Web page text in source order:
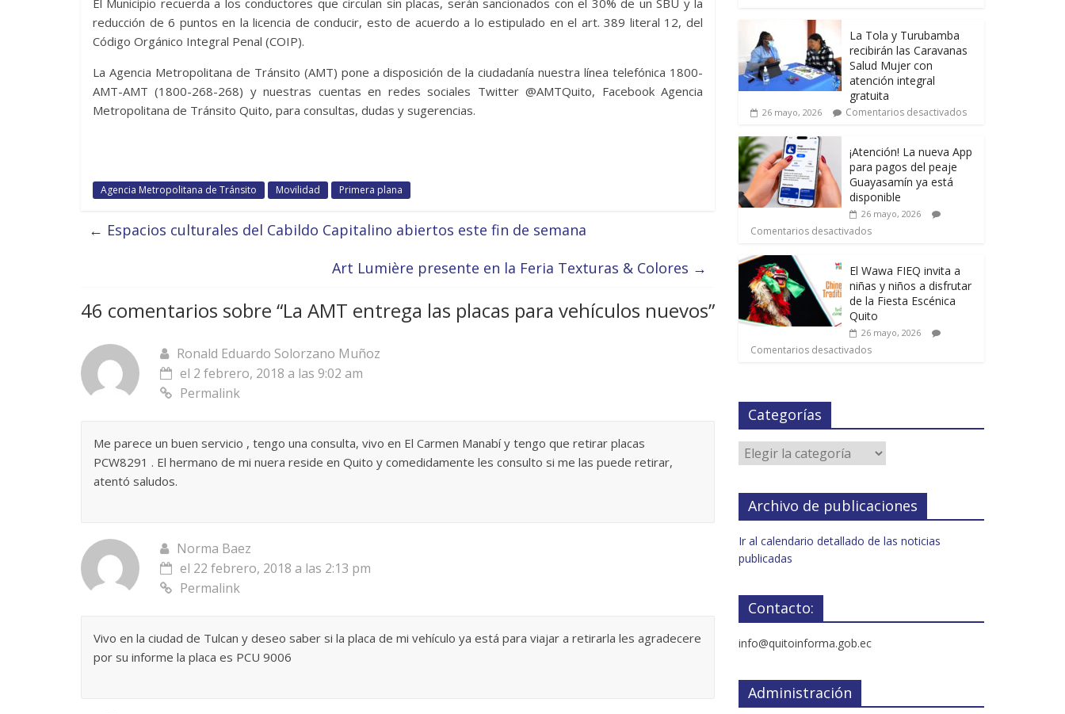
reducción de 6 puntos en la licencia de conducir, esto de acuerdo a lo estipulado en el art. 389 literal 12, del
Código Orgánico Integral Penal (COIP).
La Agencia Metropolitana de Tránsito (AMT) pone a disposición de la ciudadanía nuestra línea telefónica 1800-
AMT-AMT (1800-268-268) y nuestras cuentas en redes sociales Twitter @AMTQuito, Facebook Agencia
Metropolitana de Tránsito Quito, para consultas, dudas y sugerencias.
Agencia Metropolitana de Tránsito Movilidad Primera plana
← Espacios culturales del Cabildo Capitalino abiertos este fin de semana
Art Lumière presente en la Feria Texturas & Colores →
46 comentarios sobre “La AMT entrega las placas para vehículos nuevos”
Ronald Eduardo Solorzano Muñoz
el 2 febrero, 2018 a las 9:02 am
Permalink
Me parece un buen servicio , tengo una consulta, vivo en El Carmen Manabí y tengo que retirar placas
PCW8291 . El hermano de mi nuera reside en Quito y comedidamente les consulto si me las puede retirar,
atentó saludos.
Norma Baez
el 22 febrero, 2018 a las 2:13 pm
Permalink
Vivo en la ciudad de Tulcan y deseo saber si la placa de mi vehículo ya está para viajar a retirarla les agradecere
por su informe la placa es PCU 9006
La Tola y Turubamba
recibirán las Caravanas
Salud Mujer con
atención integral
gratuita
26 mayo, 2026 Comentarios desactivados
¡Atención! La nueva App
para pagos del peaje
Guayasamín ya está
disponible
26 mayo, 2026
Comentarios desactivados
El Wawa FIEQ invita a
niñas y niños a disfrutar
de la Fiesta Escénica
Quito
26 mayo, 2026
Comentarios desactivados
Categorías
Archivo de publicaciones
Ir al calendario detallado de las noticias
publicadas
Contacto:
info@quitoinforma.gob.ec
Administración